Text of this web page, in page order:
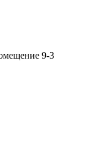
9-3